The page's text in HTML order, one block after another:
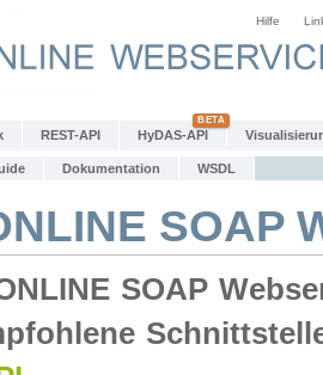
Hilfe
REST-API HyDAS-API
Dokumentation WSDL
SOAP
SOAP